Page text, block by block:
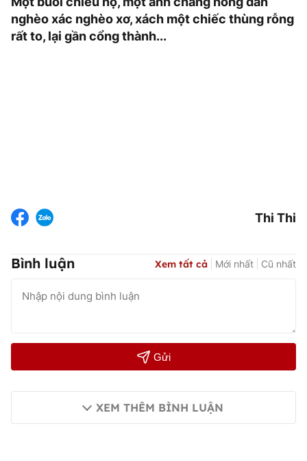
nghèo xác nghèo xơ, xách một chiếc thùng rỗng
rất to, lại gần cổng thành...
Thi Thi
Bình luận Xem tất cả Mới nhất Cũ nhất
Gửi
XEM THÊM BÌNH LUẬN